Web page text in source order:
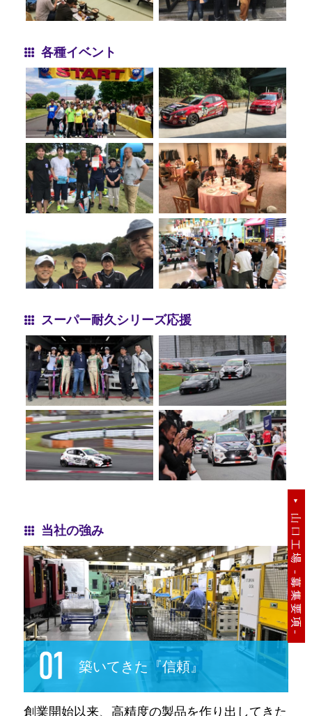
各種イベント
スーパー耐久シリーズ応援
当社の強み
築いてきた『信頼』
創業開始以来、高精度の製品を作り出してきた